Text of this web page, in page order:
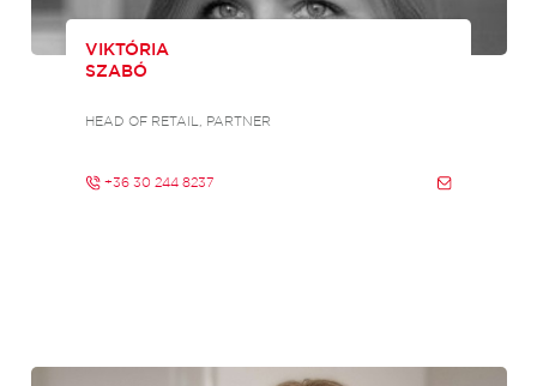
VIKTÓRIA
SZABÓ
HEAD OF RETAIL, PARTNER
+36 30 244 8237